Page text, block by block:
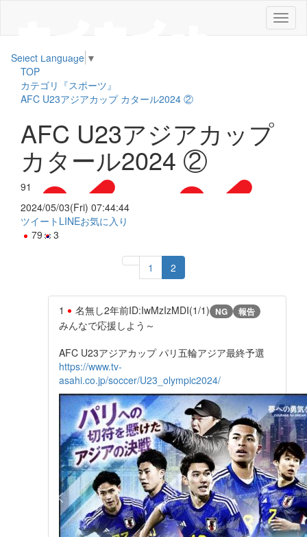
メ
ニ
Select Language ▼
TOP
カテゴリ『スポーツ』
AFC U23アジアカップ カタール2024 ②
AFC U23アジアカップ
カタール2024 ②
91
2024/05/03(Fri) 07:44:44
ツイート LINEお気に入り
79
3
1 2
1 名無し2年前ID:IwMzIzMDI(1/1) NG 報告
みんなで応援しよう～
AFC U23アジアカップ パリ五輪アジア最終予選
https://www.tv-
asahi.co.jp/soccer/U23_olympic2024/